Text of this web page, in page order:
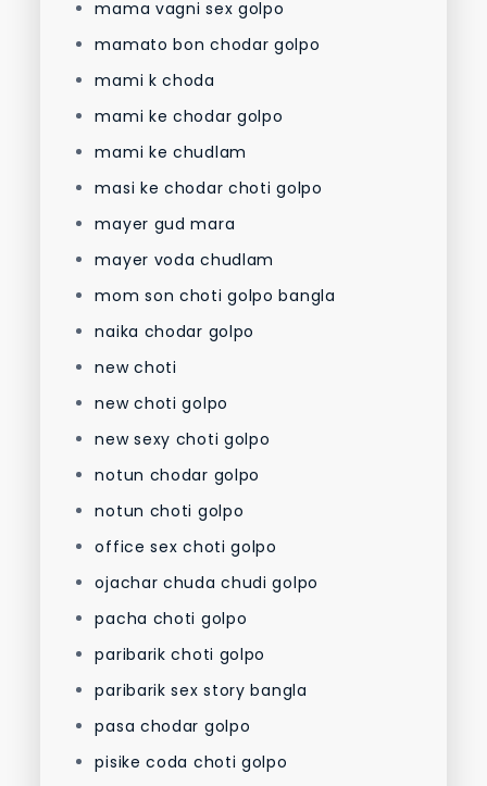
mama vagni sex golpo
mamato bon chodar golpo
mami k choda
mami ke chodar golpo
mami ke chudlam
masi ke chodar choti golpo
mayer gud mara
mayer voda chudlam
mom son choti golpo bangla
naika chodar golpo
new choti
new choti golpo
new sexy choti golpo
notun chodar golpo
notun choti golpo
office sex choti golpo
ojachar chuda chudi golpo
pacha choti golpo
paribarik choti golpo
paribarik sex story bangla
pasa chodar golpo
pisike coda choti golpo